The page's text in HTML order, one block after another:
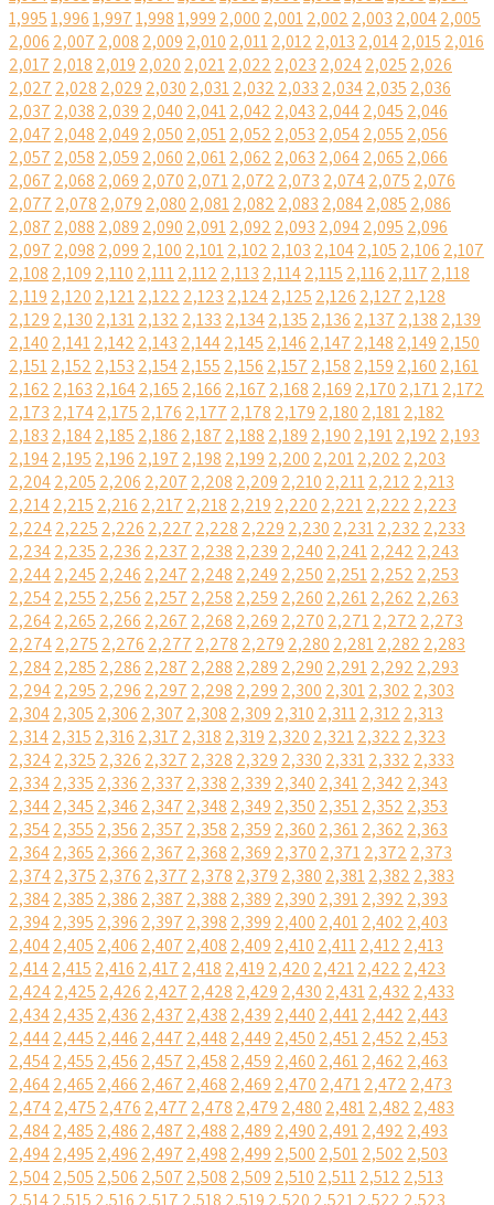
1,9951,9961,9971,9981,999 2,000 2,0012,002 2,003 2,0042,005
2,006 2,007 2,008 2,009 2,010 2,0112,012 2,013 2,0142,015 2,016
2,017 2,018 2,019 2,020 2,0212,022 2,023 2,0242,025 2,026
2,027 2,028 2,029 2,030 2,0312,032 2,033 2,0342,035 2,036
2,037 2,038 2,039 2,040 2,0412,042 2,043 2,0442,045 2,046
2,047 2,048 2,049 2,050 2,0512,052 2,053 2,0542,055 2,056
2,057 2,058 2,059 2,060 2,0612,062 2,063 2,0642,065 2,066
2,067 2,068 2,069 2,070 2,0712,072 2,073 2,0742,075 2,076
2,077 2,078 2,079 2,080 2,0812,082 2,083 2,0842,085 2,086
2,087 2,088 2,089 2,090 2,0912,092 2,093 2,0942,095 2,096
2,097 2,098 2,099 2,100 2,1012,102 2,103 2,1042,105 2,106 2,107
2,108 2,109 2,110 2,1112,112 2,113 2,1142,115 2,116 2,117 2,118
2,119 2,120 2,1212,122 2,123 2,1242,125 2,126 2,127 2,128
2,129 2,130 2,1312,132 2,133 2,1342,135 2,136 2,137 2,138 2,139
2,140 2,1412,142 2,143 2,1442,145 2,146 2,147 2,148 2,149 2,150
2,1512,152 2,153 2,1542,155 2,156 2,157 2,158 2,159 2,160 2,161
2,162 2,163 2,1642,165 2,166 2,167 2,168 2,169 2,170 2,1712,172
2,173 2,1742,175 2,176 2,177 2,178 2,179 2,180 2,1812,182
2,183 2,1842,185 2,186 2,187 2,188 2,189 2,190 2,1912,192 2,193
2,1942,195 2,196 2,197 2,198 2,199 2,200 2,2012,202 2,203
2,2042,205 2,206 2,207 2,208 2,209 2,210 2,2112,212 2,213
2,2142,215 2,216 2,217 2,218 2,219 2,220 2,2212,222 2,223
2,2242,225 2,226 2,227 2,228 2,229 2,230 2,2312,232 2,233
2,2342,235 2,236 2,237 2,238 2,239 2,240 2,2412,242 2,243
2,2442,245 2,246 2,247 2,248 2,249 2,250 2,2512,252 2,253
2,2542,255 2,256 2,257 2,258 2,259 2,260 2,2612,262 2,263
2,2642,265 2,266 2,267 2,268 2,269 2,270 2,2712,272 2,273
2,2742,275 2,276 2,277 2,278 2,279 2,280 2,2812,282 2,283
2,2842,285 2,286 2,287 2,288 2,289 2,290 2,2912,292 2,293
2,2942,295 2,296 2,297 2,298 2,299 2,300 2,3012,302 2,303
2,3042,305 2,306 2,307 2,308 2,309 2,310 2,3112,312 2,313
2,3142,315 2,316 2,317 2,318 2,319 2,320 2,3212,322 2,323
2,3242,325 2,326 2,327 2,328 2,329 2,330 2,3312,332 2,333
2,3342,335 2,336 2,337 2,338 2,339 2,340 2,3412,342 2,343
2,3442,345 2,346 2,347 2,348 2,349 2,350 2,3512,352 2,353
2,3542,355 2,356 2,357 2,358 2,359 2,360 2,3612,362 2,363
2,3642,365 2,366 2,367 2,368 2,369 2,370 2,3712,372 2,373
2,3742,375 2,376 2,377 2,378 2,379 2,380 2,3812,382 2,383
2,3842,385 2,386 2,387 2,388 2,389 2,390 2,3912,392 2,393
2,3942,395 2,396 2,397 2,398 2,399 2,400 2,4012,402 2,403
2,4042,405 2,406 2,407 2,408 2,409 2,410 2,4112,412 2,413
2,4142,415 2,416 2,417 2,418 2,419 2,420 2,4212,422 2,423
2,4242,425 2,426 2,427 2,428 2,429 2,430 2,4312,432 2,433
2,4342,435 2,436 2,437 2,438 2,439 2,440 2,4412,442 2,443
2,4442,445 2,446 2,447 2,448 2,449 2,450 2,4512,452 2,453
2,4542,455 2,456 2,457 2,458 2,459 2,460 2,4612,462 2,463
2,4642,465 2,466 2,467 2,468 2,469 2,470 2,4712,472 2,473
2,4742,475 2,476 2,477 2,478 2,479 2,480 2,4812,482 2,483
2,4842,485 2,486 2,487 2,488 2,489 2,490 2,4912,492 2,493
2,4942,495 2,496 2,497 2,498 2,499 2,500 2,5012,502 2,503
2,5042,505 2,506 2,507 2,508 2,509 2,510 2,5112,512 2,513